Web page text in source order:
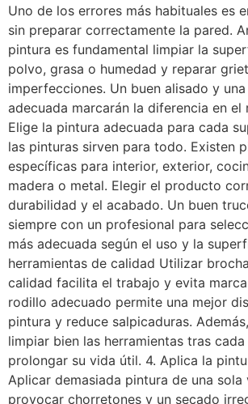
Uno de los errores más habituales es
sin preparar correctamente la pared.
pintura es fundamental limpiar la
polvo, grasa o humedad y reparar
imperfecciones. Un buen alisado y
adecuada marcarán la diferencia en el
Elige la pintura adecuada para cada
las pinturas sirven para todo. Existen
específicas para interior, exterior,
madera o metal. Elegir el producto
durabilidad y el acabado. Un buen
siempre con un profesional para
más adecuada según el uso y la
herramientas de calidad Utilizar
calidad facilita el trabajo y evita
rodillo adecuado permite una mejor
pintura y reduce salpicaduras.
limpiar bien las herramientas tras
prolongar su vida útil. 4. Aplica la
Aplicar demasiada pintura de una sola
provocar chorretones y un secado